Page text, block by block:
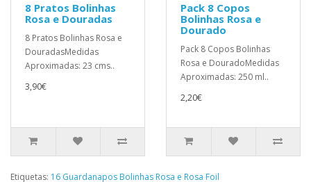
8 Pratos Bolinhas
Rosa e Douradas
8 Pratos Bolinhas Rosa e
DouradasMedidas
Aproximadas: 23 cms..
3,90€
Pack 8 Copos
Bolinhas Rosa e
Dourado
Pack 8 Copos Bolinhas
Rosa e DouradoMedidas
Aproximadas: 250 ml..
2,20€
Etiquetas: 16 Guardanapos Bolinhas Rosa e Rosa Foil